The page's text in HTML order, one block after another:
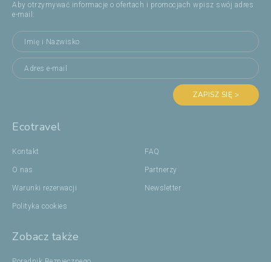
Aby otrzymywać informacje o ofertach i promocjach wpisz swój adres
e-mail:
ZAPISZ SIĘ >
Ecotravel
Kontakt
O nas
Warunki rezerwacji
Polityka cookies
FAQ
Partnerzy
Newsletter
Zobacz także